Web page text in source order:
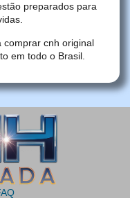
preparados para
comprar cnh original
em todo o Brasil.